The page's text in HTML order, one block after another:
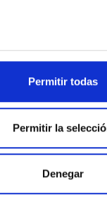
Permitir todas
Permitir la
Denegar
de acceso libre y
funciones:
publicación
17/07/
presentación hasta el